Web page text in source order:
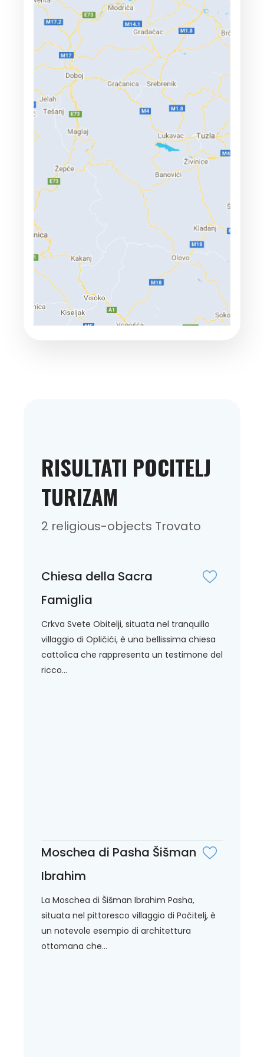
RISULTATI POCITELJ
TURIZAM
2 religious-objects Trovato
Chiesa della Sacra
Famiglia
Crkva Svete Obitelji, situata nel tranquillo
villaggio di Opličići, è una bellissima chiesa
cattolica che rappresenta un testimone del
ricco...
Moschea di Pasha Šišman
Ibrahim
La Moschea di Šišman Ibrahim Pasha,
situata nel pittoresco villaggio di Počitelj, è
un notevole esempio di architettura
ottomana che...